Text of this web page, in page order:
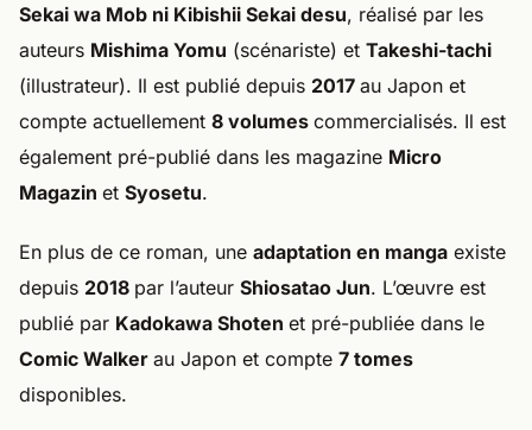
Sekai wa Mob ni Kibishii Sekai desu, réalisé par les
auteurs Mishima Yomu (scénariste) et Takeshi-tachi
(illustrateur). Il est publié depuis 2017 au Japon et
compte actuellement 8 volumes commercialisés. Il est
également pré-publié dans les magazine Micro
Magazin et Syosetu.
En plus de ce roman, une adaptation en manga existe
depuis 2018 par l’auteur Shiosatao Jun. L’œuvre est
publié par Kadokawa Shoten et pré-publiée dans le
Comic Walker au Japon et compte 7 tomes
disponibles.